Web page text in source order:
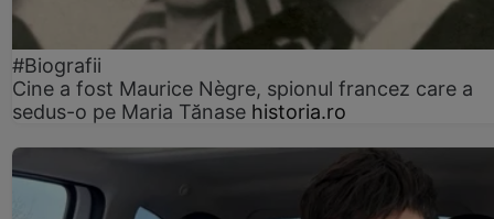
#Biografii
Cine a fost Maurice Nègre, spionul francez care a
sedus-o pe Maria Tănase historia.ro